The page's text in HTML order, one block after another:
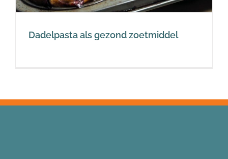
Dadelpasta als gezond zoetmiddel